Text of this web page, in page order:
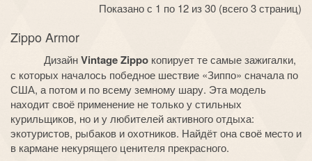
Показано с 1 по 12 из 30 (всего 3 страниц)
Zippo Armor
ДизайнVintageZippo копирует те самые зажигалки,
с которых началось победное шествие «Зиппо» сначала по
США, а потом и по всему земному шару. Эта модель
находит своё применение не только у стильных
курильщиков, но и у любителей активного отдыха:
экотуристов, рыбаков и охотников. Найдёт она своё место и
в кармане некурящего ценителя прекрасного.